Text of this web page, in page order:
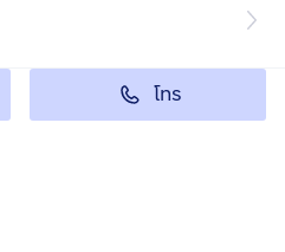
โทร